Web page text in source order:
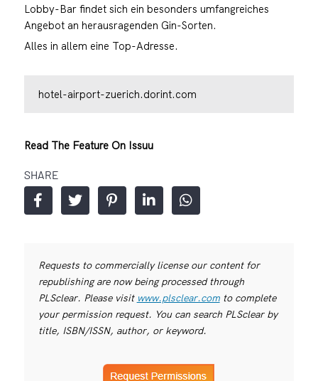
Lobby-Bar findet sich ein besonders umfangreiches
Angebot an herausragenden Gin-Sorten.
Alles in allem eine Top-Adresse.
hotel-airport-zuerich.dorint.com
Read The Feature On Issuu
SHARE
Requests to commercially license our content for
republishing are now being processed through
PLSclear. Please visit www.plsclear.comto complete
your permission request. You can search PLSclear by
title, ISBN/ISSN, author, or keyword.